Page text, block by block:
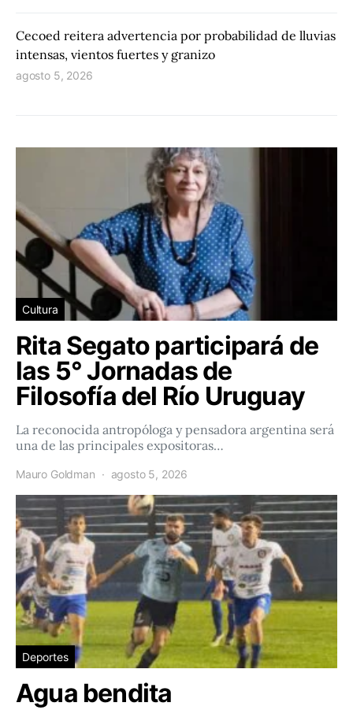
Cecoed reitera advertencia por probabilidad de lluvias
intensas, vientos fuertes y granizo
agosto 5, 2026
Cultura
Rita Segato participará de
las 5° Jornadas de
Filosofía del Río Uruguay
La reconocida antropóloga y pensadora argentina será
una de las principales expositoras…
Mauro Goldman agosto 5, 2026
Deportes
Agua bendita